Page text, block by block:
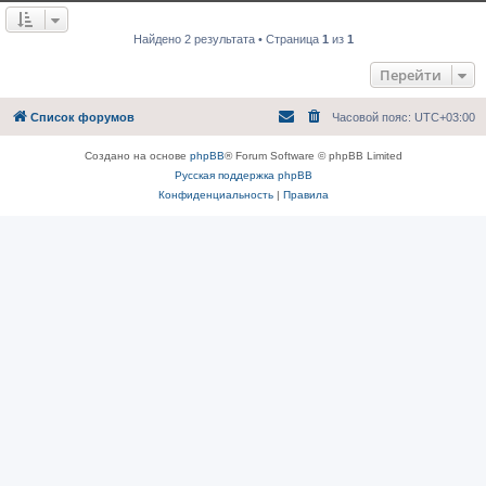
е
Найдено 2 результата • Страница 1 из 1
Перейти
Список форумов Часовой пояс: UTC+03:00
Создано на основе phpBB® Forum Software © phpBB Limited
Русская поддержка phpBB
Конфиденциальность| Правила